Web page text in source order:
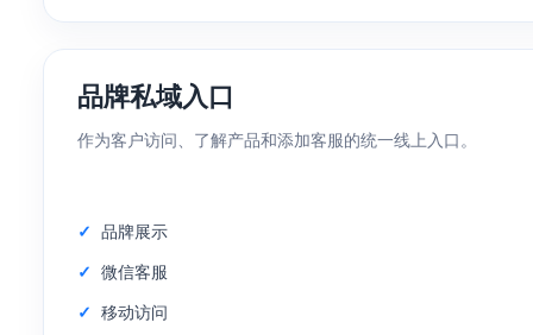
品牌私域入口
作为客户访问、了解产品和添加客服的统一线上入口。
品牌展示
微信客服
移动访问